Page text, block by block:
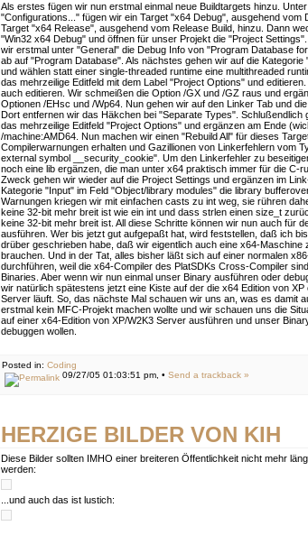
Als erstes fügen wir nun erstmal einmal neue Buildtargets hinzu.
"Configurations..." fügen wir ein Target "x64 Debug", ausgehend vom
Target "x64 Release", ausgehend vom Release Build, hinzu. Dann
"Win32 x64 Debug" und öffnen für unser Projekt die "Project
wir erstmal unter "General" die Debug Info von "Program Database
ab auf "Program Database". Als nächstes gehen wir auf die Kategorie
und wählen statt einer single-threaded runtime eine multithreaded
das mehrzeilige Editfeld mit dem Label "Project Options" und
auch editieren. Wir schmeißen die Option /GX und /GZ raus und
Optionen /EHsc und /Wp64. Nun gehen wir auf den Linker Tab und
Dort entfernen wir das Häkchen bei "Separate Types". Schlußendlich
das mehrzeilige Editfeld "Project Options" und ergänzen am Ende
/machine:AMD64. Nun machen wir einen "Rebuild All" für dieses
Compilerwarnungen erhalten und Gazillionen von Linkerfehlern vom
external symbol __security_cookie". Um den Linkerfehler zu
noch eine lib ergänzen, die man unter x64 praktisch immer für die C-
Zweck gehen wir wieder auf die Project Settings und ergänzen im
Kategorie "Input" im Feld "Object/library modules" die library
Warnungen kriegen wir mit einfachen casts zu int weg, sie rühren
keine 32-bit mehr breit ist wie ein int und dass strlen einen size_t
keine 32-bit mehr breit ist. All diese Schritte können wir nun auch für
ausführen. Wer bis jetzt gut aufgepaßt hat, wird feststellen, daß ich
drüber geschrieben habe, daß wir eigentlich auch eine x64-Maschine
brauchen. Und in der Tat, alles bisher läßt sich auf einer normalen
durchführen, weil die x64-Compiler des PlatSDKs Cross-Compiler
Binaries. Aber wenn wir nun einmal unser Binary ausführen oder
wir natürlich spätestens jetzt eine Kiste auf der die x64 Edition von XP
Server läuft. So, das nächste Mal schauen wir uns an, was es damit
erstmal kein MFC-Projekt machen wollte und wir schauen uns die
auf einer x64-Edition von XP/W2K3 Server ausführen und unser
debuggen wollen.
Posted in: Coding
09/27/05 01:03:51 pm, • Send a trackback »
HERZIGE BILDER VON KIH
Diese Bilder sollten IMHO einer breiteren Öffentlichkeit nicht mehr
werden:
...und auch das ist lustich: